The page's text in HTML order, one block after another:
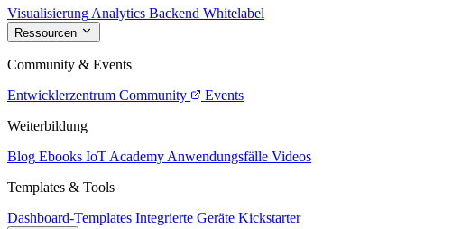
Visualisierung Analytics Backend Whitelabel
Ressourcen
Community & Events
Entwicklerzentrum Community
Events
Weiterbildung
Blog Ebooks IoT Academy Anwendungsfälle Videos
Templates & Tools
Dashboard-Templates Integrierte Geräte Kickstarter